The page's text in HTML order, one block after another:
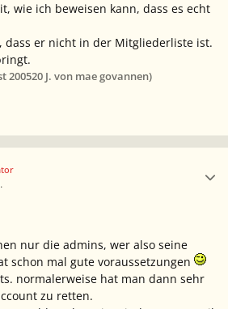
wie ich beweisen kann, dass es echt
dass er nicht in der Mitgliederliste ist.
200520 J. von mae govannen)
nur die admins, wer also seine
schon mal gute voraussetzungen
normalerweise hat man dann sehr
zu retten.